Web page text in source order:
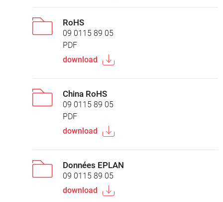
RoHS
09 0115 89 05
PDF
download
China RoHS
09 0115 89 05
PDF
download
Données EPLAN
09 0115 89 05
download